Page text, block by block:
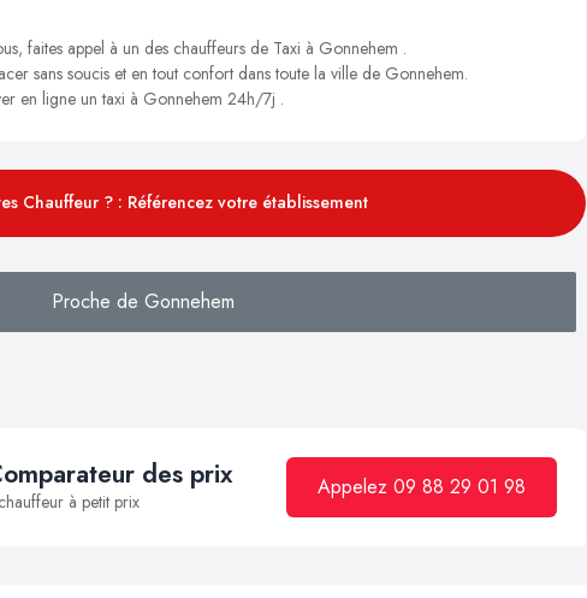
faites appel à un des chauffeurs de Taxi à Gonnehem .
sans soucis et en tout confort dans toute la ville de Gonnehem.
en ligne un taxi à Gonnehem 24h/7j .
Chauffeur ? : Référencez votre établissement
Proche de Gonnehem
des prix
à petit prix
Appelez 09 88 29 01 98